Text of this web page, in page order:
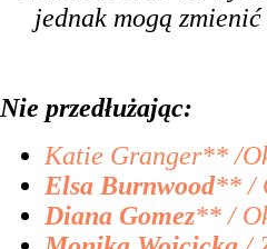
jednak mogą
Nie przedłużając:
Katie Granger** /
Elsa Burnwood** /
Diana Gomez** /